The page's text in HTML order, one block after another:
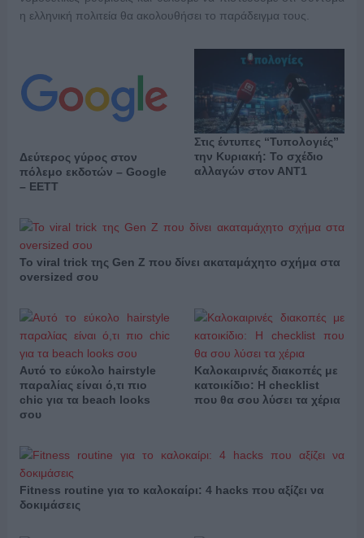
η ελληνική πολιτεία θα ακολουθήσει το παράδειγμα τους.
Δεύτερος γύρος στον
πόλεμο εκδοτών – Google
– ΕΕΤΤ
Στις έντυπες “Τυπολογιές”
την Κυριακή: Το σχέδιο
αλλαγών στον ΑΝΤ1
Το viral trick της Gen Z που δίνει ακαταμάχητο σχήμα στα
oversized σου
Αυτό το εύκολο hairstyle
παραλίας είναι ό,τι πιο
chic για τα beach looks
σου
Καλοκαιρινές διακοπές με
κατοικίδιο: Η checklist
που θα σου λύσει τα χέρια
Fitness routine για το καλοκαίρι: 4 hacks που αξίζει να
δοκιμάσεις